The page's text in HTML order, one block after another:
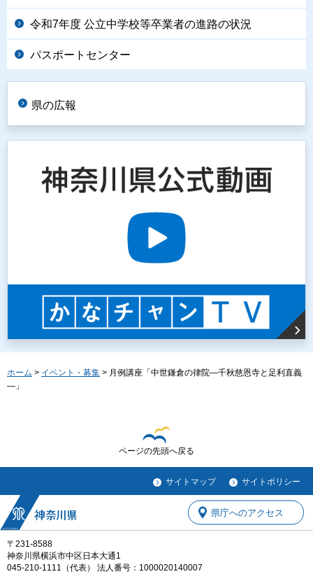
令和7年度 公立中学校等卒業者の進路の状況
パスポートセンター
県の広報
ホーム > イベント・募集 > 月例講座「中世鎌倉の律院―千秋慈恩寺と足利直義
―」
ページの先頭へ戻る
サイトマップ サイトポリシー
〒231-8588
神奈川県横浜市中区日本大通1
045-210-1111（代表） 法人番号：1000020140007
県庁へのアクセス